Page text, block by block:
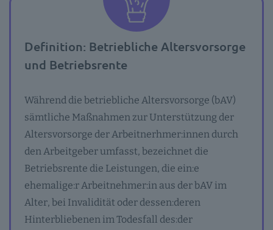
Definition: Betriebliche Altersvorsorge
und Betriebsrente
Während die betriebliche Altersvorsorge (bAV)
sämtliche Maßnahmen zur Unterstützung der
Altersvorsorge der Arbeitnerhmer:innen durch
den Arbeitgeber umfasst, bezeichnet die
Betriebsrente die Leistungen, die ein:e
ehemalige:r Arbeitnehmer:in aus der bAV im
Alter, bei Invalidität oder dessen:deren
Hinterbliebenen im Todesfall des:der